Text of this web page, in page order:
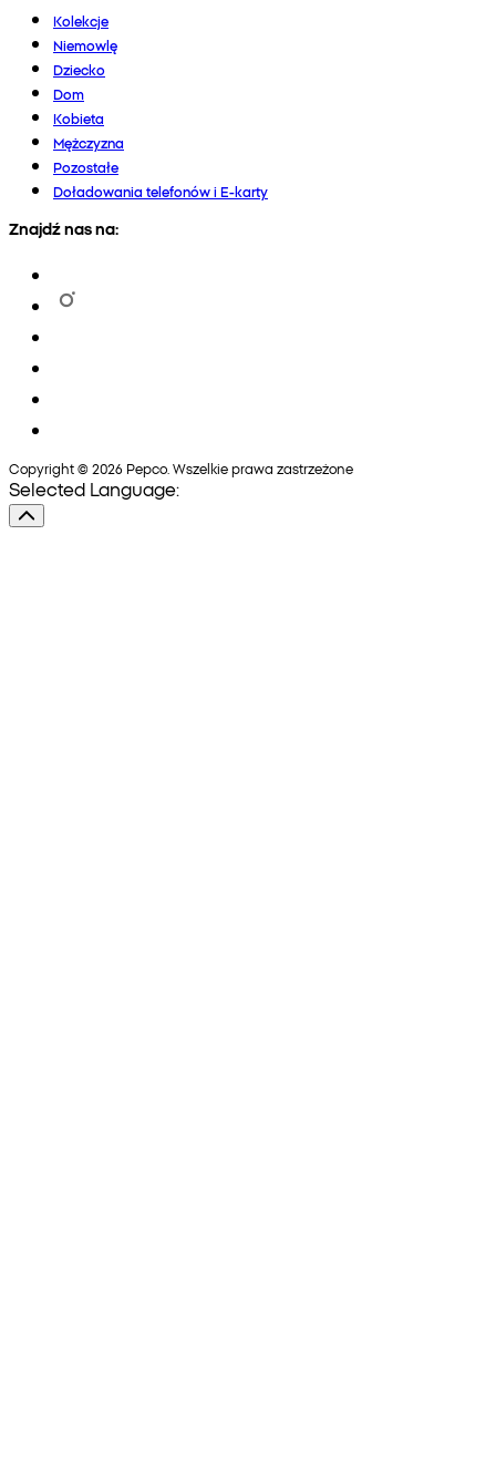
Kolekcje
Niemowlę
Dziecko
Dom
Kobieta
Mężczyzna
Pozostałe
Doładowania telefonów i E-karty
Znajdź nas na:
Copyright © 2026 Pepco. Wszelkie prawa zastrzeżone
Selected Language: